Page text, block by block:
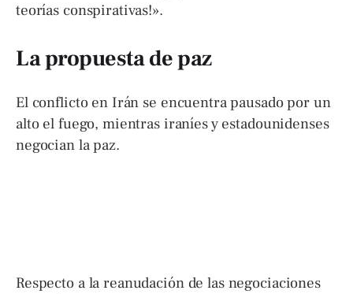
teorías conspirativas!».
La propuesta de paz
El conflicto en Irán se encuentra pausado por un
alto el fuego, mientras iraníes y estadounidenses
negocian la paz.
Respecto a la reanudación de las negociaciones